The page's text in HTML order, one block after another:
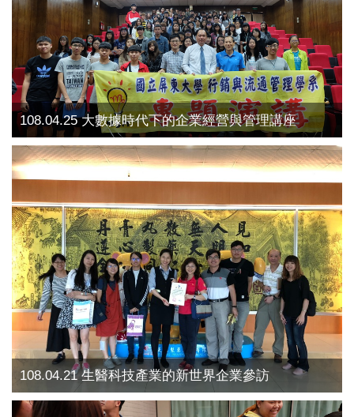
108.04.25 大數據時代下的企業經營與管理講座
108.04.21 生醫科技產業的新世界企業參訪